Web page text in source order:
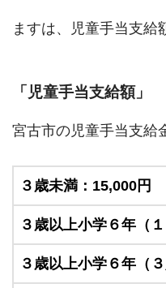
ますは、児童手当支給
「児童手当支給額」
宮古市の児童手当支給
３歳未満：15,000円
３歳以上小学６年（
３歳以上小学６年（